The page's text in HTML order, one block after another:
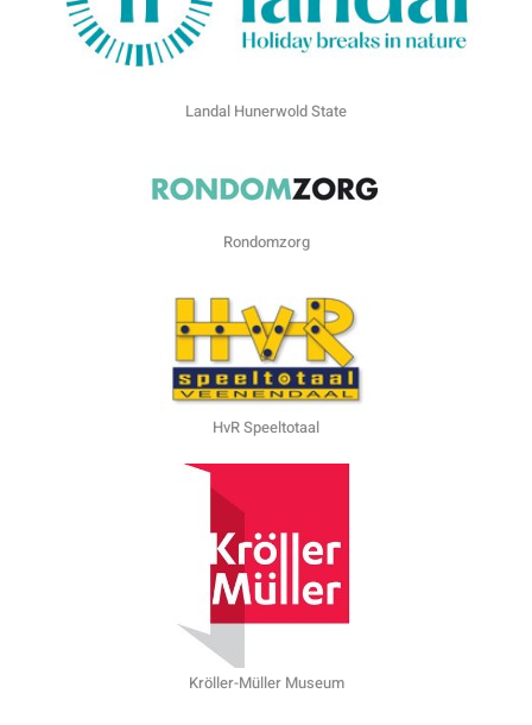
Landal Hunerwold State
Rondomzorg
HvR Speeltotaal
Kröller-Müller Museum